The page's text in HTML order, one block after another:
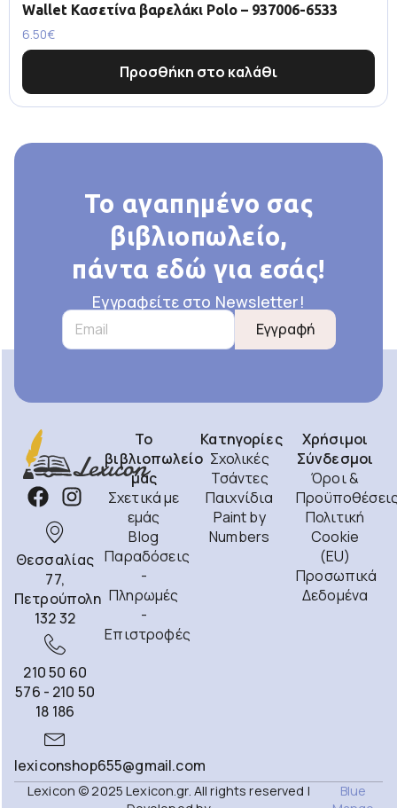
Wallet Κασετίνα βαρελάκι Polo – 937006-6533
6.50€
Προσθήκη στο καλάθι
Το αγαπημένο σας
βιβλιοπωλείο,
πάντα εδώ για εσάς!
Εγγραφείτε στο Newsletter!
Εγγραφή
Θεσσαλίας
77,
Πετρούπολη
132 32
210 50 60
576 - 210 50
18 186
lexiconshop655@gmail.com
Το
βιβλιοπωλείο
μας
Σχετικά με
εμάς
Blog
Παραδόσεις
-
Πληρωμές
-
Επιστροφές
Κατηγορίες
Σχολικές
Τσάντες
Παιχνίδια
Paint by
Numbers
Χρήσιμοι
Σύνδεσμοι
Όροι &
Πολιτική
Cookie
(EU)
Προσωπικά
Δεδομένα
Lexicon © 2025 Lexicon.gr. All rights reserved |
Blue